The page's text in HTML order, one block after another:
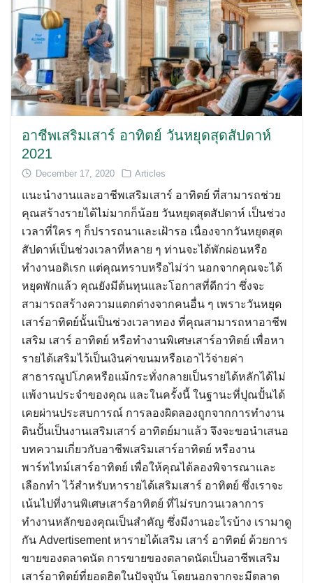
อาชีพเสริมเสาร์ อาทิตย์ วันหยุดสุดสัปดาห์
2021
December 17, 2020 Articles
แนะนำงานและอาชีพเสริมเสาร์ อาทิตย์ ที่สามารถช่วย
คุณสร้างรายได้ไม่มากก็น้อย วันหยุดสุดสัปดาห์ เป็นช่วง
เวลาที่ใคร ๆ ก็ปรารถนาและเฝ้ารอ เนื่องจากวันหยุดสุด
สัปดาห์เป็นช่วงเวลาที่หลาย ๆ ท่านจะได้พักผ่อนหรือ
ทำงานอดิเรก แต่คุณทราบหรือไม่ว่า นอกจากคุณจะได้
หยุดพักแล้ว คุณยังมีต้นทุนและโอกาสที่ดีกว่า ซึ่งจะ
สามารถสร้างความแตกต่างจากคนอื่น ๆ เพราะวันหยุด
เสาร์อาทิตย์นั้นเป็นช่วงเวลาทอง ที่คุณสามารถหาอาชีพ
เสริม เสาร์ อาทิตย์ หรือทำงานพิเศษเสาร์อาทิตย์ เพื่อหา
รายได้เสริมไว้เป็นเงินค่าขนมหรือเอาไว้จ่ายค่า
สาธารณูปโภคหรือแม้กระทั่งกลายเป็นรายได้หลักได้ไม่
แพ้งานประจำของคุณ และในครั้งนี้ ในฐานะที่ปุณปั้นได้
เคยผ่านประสบการณ์ การลองผิดลองถูกจากการทำงาน
ดินปั้นเป็นงานเสริมเสาร์ อาทิตย์มาแล้ว จึงจะขอนำเสนอ
บทความเกี่ยวกับอาชีพเสริมเสาร์อาทิตย์ หรืองาน
พาร์ทไทม์เสาร์อาทิตย์ เพื่อให้คุณได้ลองพิจารณาและ
เลือกทำ ไว้สำหรับหารายได้เสริมเสาร์ อาทิตย์ ซึ่งเราจะ
เน้นไปที่งานพิเศษเสาร์อาทิตย์ ที่ไม่รบกวนเวลาการ
ทำงานหลักของคุณเป็นสำคัญ ซึ่งมีงานอะไรบ้าง เรามาดู
กัน Advertisement หารายได้เสริม เสาร์ อาทิตย์ ด้วยการ
ขายของตลาดนัด การขายของตลาดนัดเป็นอาชีพเสริม
เสาร์อาทิตย์ที่ยอดฮิตในปัจจุบัน โดยนอกจากจะมีตลาด